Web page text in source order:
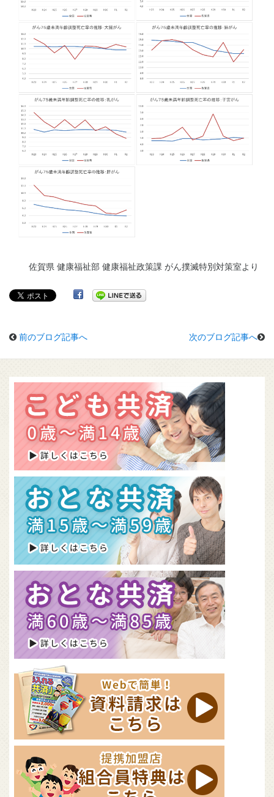
佐賀県 健康福祉部 健康福祉政策課 がん撲滅特別対策室より
前のブログ記事へ 次のブログ記事へ